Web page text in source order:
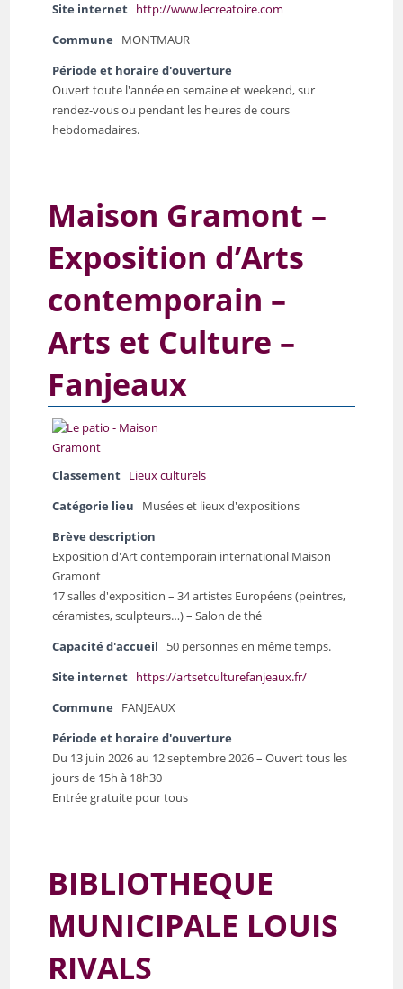
Site internet http://www.lecreatoire.com
Commune
MONTMAUR
Période et horaire d'ouverture
Ouvert toute l'année en semaine et weekend, sur
rendez-vous ou pendant les heures de cours
hebdomadaires.
Maison Gramont –
Exposition d’Arts
contemporain –
Arts et Culture –
Fanjeaux
Classement Lieux culturels
Catégorie lieu
Musées et lieux d'expositions
Brève description
Exposition d'Art contemporain international Maison
Gramont
17 salles d'exposition – 34 artistes Européens (peintres,
céramistes, sculpteurs…) – Salon de thé
Capacité d'accueil
50 personnes en même temps.
Site internet https://artsetculturefanjeaux.fr/
Commune
FANJEAUX
Période et horaire d'ouverture
Du 13 juin 2026 au 12 septembre 2026 – Ouvert tous les
jours de 15h à 18h30
Entrée gratuite pour tous
BIBLIOTHEQUE
MUNICIPALE LOUIS
RIVALS